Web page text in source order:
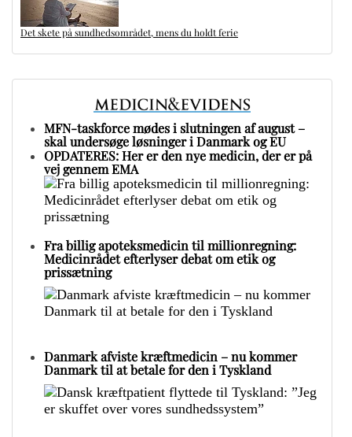
Det skete på sundhedsområdet, mens du holdt ferie
MFN-taskforce mødes i slutningen af august –
skal undersøge løsninger i Danmark og EU
OPDATERES: Her er den nye medicin, der er på
vej gennem EMA
Fra billig apoteksmedicin til millionregning:
Medicinrådet efterlyser debat om etik og
prissætning
Danmark afviste kræftmedicin – nu kommer
Danmark til at betale for den i Tyskland